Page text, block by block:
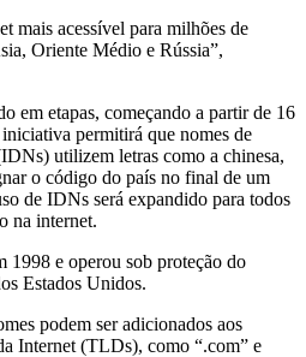
mais acessível para milhões de
Oriente Médio e Rússia”,
em etapas, começando a partir de 16
permitirá que nomes de
utilizem letras como a chinesa,
o código do país no final de um
de IDNs será expandido para todos
na internet.
e operou sob proteção do
Estados Unidos.
podem ser adicionados aos
Internet (TLDs), como “.com” e